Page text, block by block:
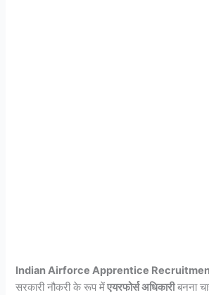
Indian Airforce Apprentice
सरकारी नौकरी के रूप मेंएयरफोर्स अधिकारीबनना